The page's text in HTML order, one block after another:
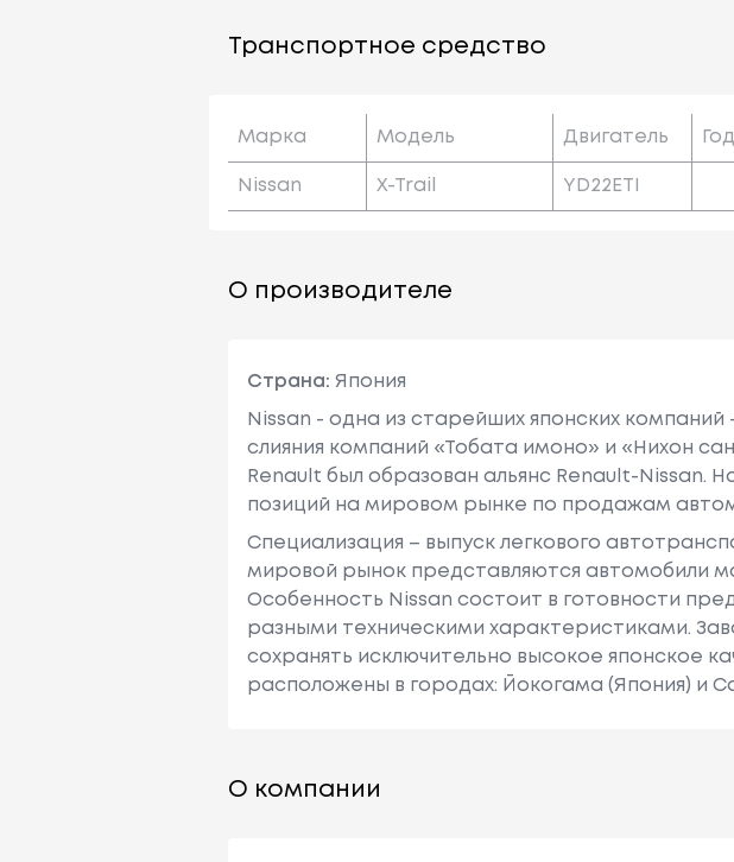
Транспортное средство
Марка Модель Двигатель
Nissan X-Trail YD22ETI
О производителе
Страна: Япония
Nissan - одна из старейших японских компаний
слияния компаний «Тобата имоно» и «Нихон
Renault был образован альянс Renault-Nissan.
позиций на мировом рынке по продажам
Специализация – выпуск легкового
мировой рынок представляются автомобили
Особенность Nissan состоит в готовности
разными техническими характеристиками.
сохранять исключительно высокое японское
расположены в городах: Йокогама (Япония) и
О компании